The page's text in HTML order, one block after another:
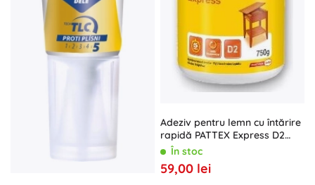
Adeziv pentru lemn cu întărire
rapidă PATTEX Express D2
250 g
În stoc
59,00 lei